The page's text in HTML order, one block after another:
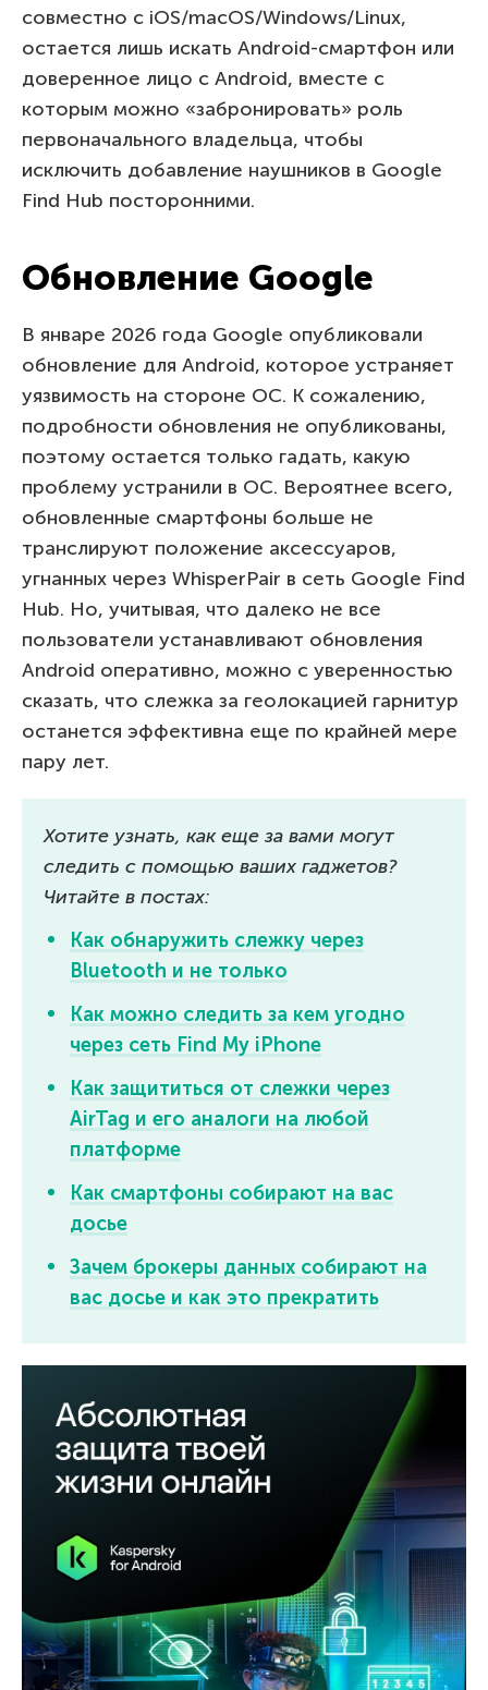
совместно с iOS/macOS/Windows/Linux,
остается лишь искать Android-смартфон или
доверенное лицо с Android, вместе с
которым можно «забронировать» роль
первоначального владельца, чтобы
исключить добавление наушников в Google
Find Hub посторонними.
Обновление Google
В январе 2026 года Google опубликовали
обновление для Android, которое устраняет
уязвимость на стороне ОС. К сожалению,
подробности обновления не опубликованы,
поэтому остается только гадать, какую
проблему устранили в ОС. Вероятнее всего,
обновленные смартфоны больше не
транслируют положение аксессуаров,
угнанных через WhisperPair в сеть Google Find
Hub. Но, учитывая, что далеко не все
пользователи устанавливают обновления
Android оперативно, можно с уверенностью
сказать, что слежка за геолокацией гарнитур
останется эффективна еще по крайней мере
пару лет.
Хотите узнать, как еще за вами могут
следить с помощью ваших гаджетов?
Читайте в постах:
Как обнаружить слежку через
Bluetooth и не только
Как можно следить за кем угодно
через сеть Find My iPhone
Как защититься от слежки через
AirTag и его аналоги на любой
платформе
Как смартфоны собирают на вас
досье
Зачем брокеры данных собирают на
вас досье и как это прекратить